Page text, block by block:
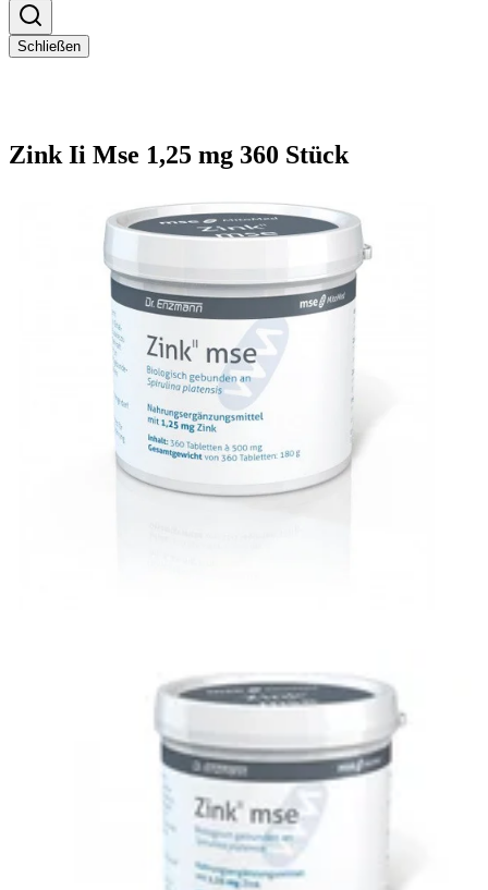
Schließen
Zink Ii Mse 1,25 mg 360 Stück